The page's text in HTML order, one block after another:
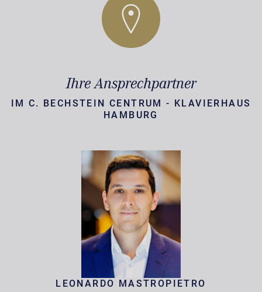
Ihre Ansprechpartner
IM C. BECHSTEIN CENTRUM - KLAVIERHAUS
HAMBURG
LEONARDO MASTROPIETRO